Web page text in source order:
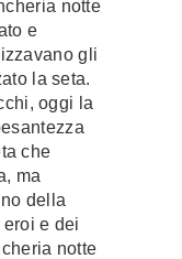
notte
e
gli
la seta.
oggi la
che
ma
della
e dei
notte